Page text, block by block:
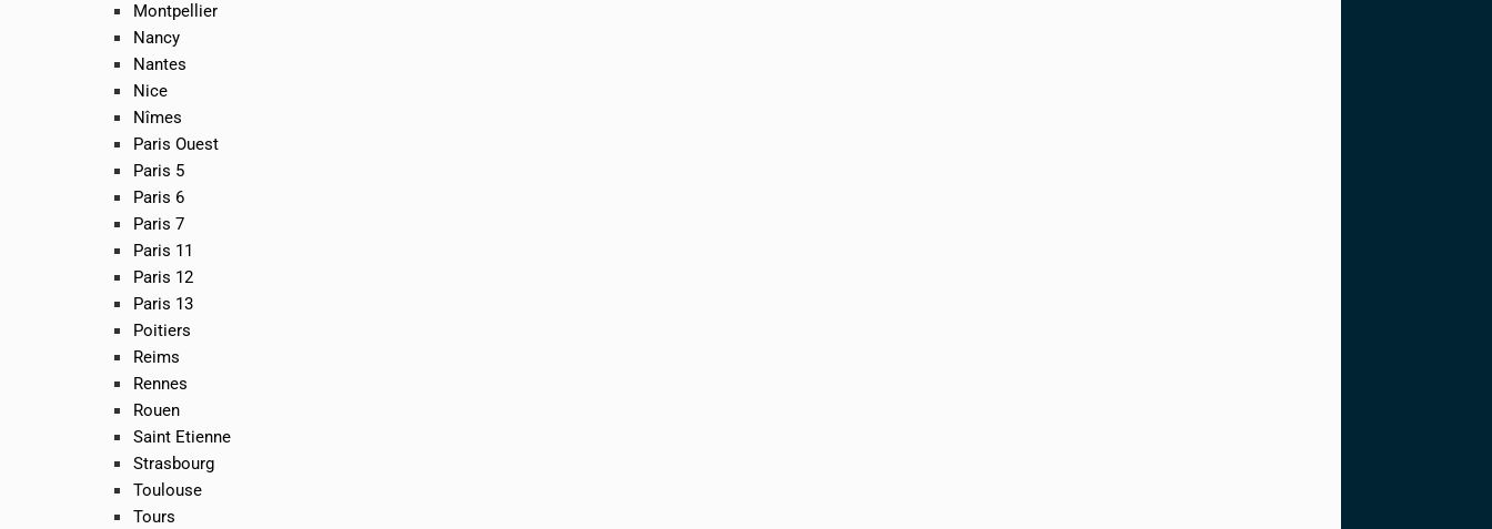
Montpellier
Nancy
Nantes
Nice
Nîmes
Paris Ouest
Paris 5
Paris 6
Paris 7
Paris 11
Paris 12
Paris 13
Poitiers
Reims
Rennes
Rouen
Saint Etienne
Strasbourg
Toulouse
Tours